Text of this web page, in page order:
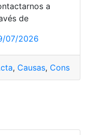
a
de
07/2026
, Causas, Consejo